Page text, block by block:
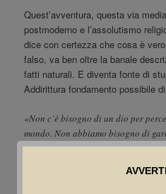
Quest’avventura, questa via
postmoderno e l’assolutismo
dice con certezza che cosa è
falso, va ben oltre la banale
fatti naturali. E diventa fonte di
Addirittura fondamento possibile di
«Non c’è bisogno di un dio per
mondo. Non abbiamo bisogno di
abbiamo valori e possiamo
scopriamo che il motivo della
gli altri, lo si può trovare nelle